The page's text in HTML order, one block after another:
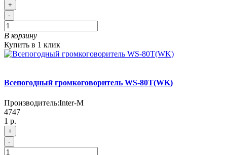
+
-
В корзину
Купить в 1 клик
Всепогодный громкоговоритель WS-80T(WK)
Производитель:Inter-M
4747
1 р.
+
-